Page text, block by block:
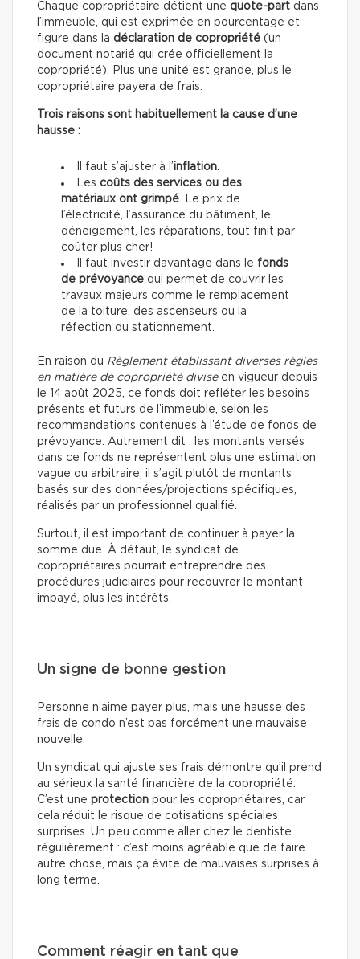
Chaque copropriétaire détient une quote-part dans
l’immeuble, qui est exprimée en pourcentage et
figure dans la déclaration de copropriété (un
document notarié qui crée officiellement la
copropriété). Plus une unité est grande, plus le
copropriétaire payera de frais.
Trois raisons sont habituellement la cause d’une
hausse :
Il faut s’ajuster à l’inflation.
Les coûts des services ou des
matériaux ont grimpé. Le prix de
l’électricité, l’assurance du bâtiment, le
déneigement, les réparations, tout finit par
coûter plus cher!
Il faut investir davantage dans le fonds
de prévoyance qui permet de couvrir les
travaux majeurs comme le remplacement
de la toiture, des ascenseurs ou la
réfection du stationnement.
En raison du Règlement établissant diverses règles
en matière de copropriété diviseen vigueur depuis
le 14 août 2025, ce fonds doit refléter les besoins
présents et futurs de l’immeuble, selon les
recommandations contenues à l’étude de fonds de
prévoyance. Autrement dit : les montants versés
dans ce fonds ne représentent plus une estimation
vague ou arbitraire, il s’agit plutôt de montants
basés sur des données/projections spécifiques,
réalisés par un professionnel qualifié.
Surtout, il est important de continuer à payer la
somme due. À défaut, le syndicat de
copropriétaires pourrait entreprendre des
procédures judiciaires pour recouvrer le montant
impayé, plus les intérêts.
Un signe de bonne gestion
Personne n’aime payer plus, mais une hausse des
frais de condo n’est pas forcément une mauvaise
nouvelle.
Un syndicat qui ajuste ses frais démontre qu’il prend
au sérieux la santé financière de la copropriété.
C’est une protection pour les copropriétaires, car
cela réduit le risque de cotisations spéciales
surprises. Un peu comme aller chez le dentiste
régulièrement : c’est moins agréable que de faire
autre chose, mais ça évite de mauvaises surprises à
long terme.
Comment réagir en tant que